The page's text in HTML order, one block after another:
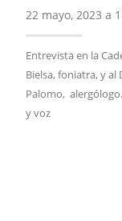
22 mayo, 2023 a
Entrevista en la
Bielsa, foniatra, y al
Palomo,
y voz